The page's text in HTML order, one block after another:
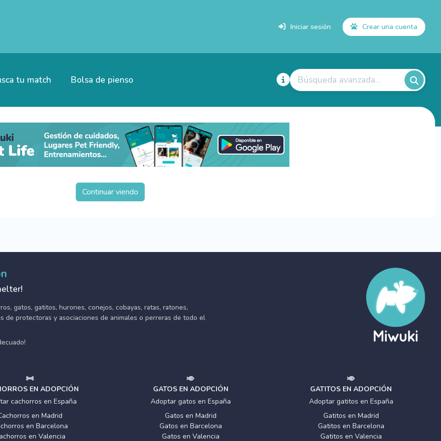
Iniciar sesión Crear una cuenta
tu match Bolsa de pienso Búsqueda avanzada...
Continuar viendo
gatos, gatitos, hurones, conejos, cobayas, ratas, ratones,
de protectoras y asociaciones de animales o perreras de todo el
EN ADOPCIÓN
cachorros en España
en Madrid
en Barcelona
en Valencia
GATOS EN ADOPCIÓN
Adoptar gatos en España
Gatos en Madrid
Gatos en Barcelona
Gatos en Valencia
GATITOS EN ADOPCIÓN
Adoptar gatitos en España
Gatitos en Madrid
Gatitos en Barcelona
Gatitos en Valencia